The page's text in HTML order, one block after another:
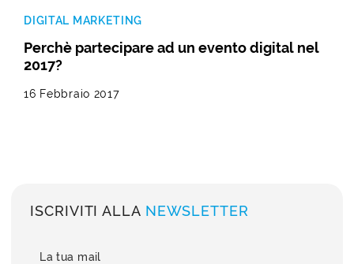
DIGITAL MARKETING
Perchè partecipare ad un evento digital nel
2017?
16 Febbraio 2017
ISCRIVITI ALLA NEWSLETTER